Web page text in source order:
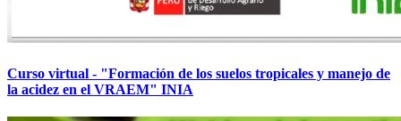
Curso virtual - "Formación de los suelos tropicales y manejo de
la acidez en el VRAEM" INIA